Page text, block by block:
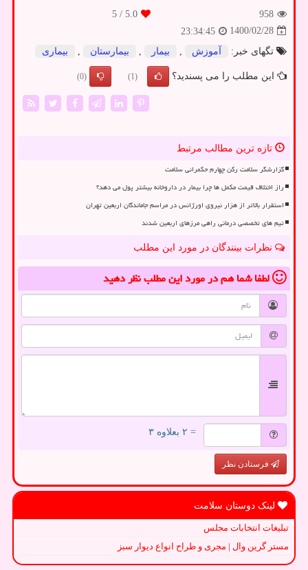
958
5.0
/ 5
1400/02/28
23:34:45
تگهای خبر:
آموزش بیمار بیمارستان بیماری
این مطلب را می پسندید؟ (1)
(0)
تازه ترین مطالب مرتبط
گزارشگر سلامت رکن چهارم حکمرانی سلامت
راز اختلاف قیمت مکمل ها چرا بیمار در داروخانه بیشتر پول می دهد؟
استقرار بالاتر از هزار نیروی اورژانس در مراسم جاماندگان اربعین تهران
تیم های تخصصی درمانی راهی مرزهای اربعین شدند
نظرات بینندگان در مورد این مطلب
لطفا شما همدر مورد این مطلبنظر دهید
= ۲ بعلاوه ۳
فرستادن نظر
لینک دوستان سلامت
تبلیغات انتخابات مجلس
مستر گرین وال | مجری و طراح انواع دیوار سبز